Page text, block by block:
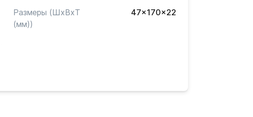
Размеры (ШxВxТ
(мм))
47x170x22